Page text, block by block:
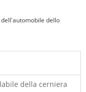
dello
della cerniera